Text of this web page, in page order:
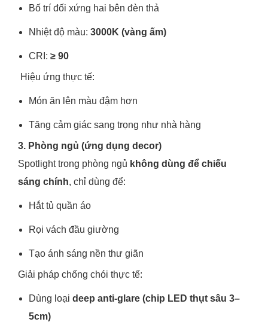
Bố trí đối xứng hai bên đèn thả
Nhiệt độ màu: 3000K (vàng ấm)
CRI: ≥ 90
Hiệu ứng thực tế:
Món ăn lên màu đậm hơn
Tăng cảm giác sang trọng như nhà hàng
3. Phòng ngủ (ứng dụng decor)
Spotlight trong phòng ngủ không dùng để chiếu
sáng chính, chỉ dùng để:
Hắt tủ quần áo
Rọi vách đầu giường
Tạo ánh sáng nền thư giãn
Giải pháp chống chói thực tế:
Dùng loại deep anti-glare (chip LED thụt sâu 3–
5cm)